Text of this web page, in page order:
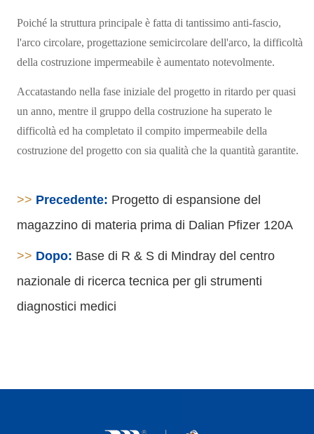
Poiché la struttura principale è fatta di tantissimo anti-fascio,
l'arco circolare, progettazione semicircolare dell'arco, la difficoltà
della costruzione impermeabile è aumentato notevolmente.
Accatastando nella fase iniziale del progetto in ritardo per quasi
un anno, mentre il gruppo della costruzione ha superato le
difficoltà ed ha completato il compito impermeabile della
costruzione del progetto con sia qualità che la quantità garantite.
>> Precedente: Progetto di espansione del
magazzino di materia prima di Dalian Pfizer 120A
>> Dopo: Base di R & S di Mindray del centro
nazionale di ricerca tecnica per gli strumenti
diagnostici medici